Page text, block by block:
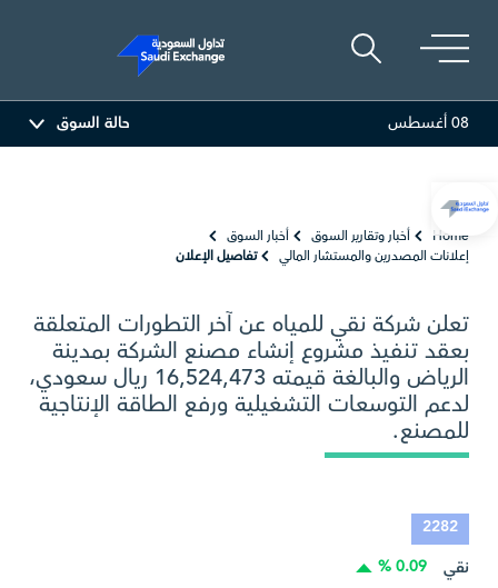
17.69
08 أغسطس حالة السوق
Home أخبار وتقارير السوق
أخبار السوق
إعلانات المصدرين والمستشار المالي
تفاصيل الإعلان
تعلن شركة نقي للمياه عن آخر التطورات المتعلقة
بعقد تنفيذ مشروع إنشاء مصنع الشركة بمدينة
الرياض والبالغة قيمته 16,524,473 ريال سعودي،
لدعم التوسعات التشغيلية ورفع الطاقة الإنتاجية
للمصنع.
2282
نقي
0.09 %